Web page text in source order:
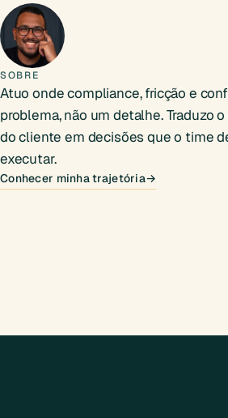
Sobre Mailton Lima
SOBRE
Atuo onde compliance, fricção e
problema, não um detalhe. Traduzo
do cliente em decisões que o time
executar.
Conhecer minha trajetória→